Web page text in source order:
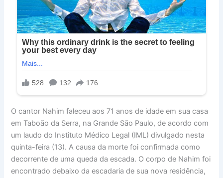
O cantor Nahim faleceu aos 71 anos de idade em sua casa
em Taboão da Serra, na Grande São Paulo, de acordo com
um laudo do Instituto Médico Legal (IML) divulgado nesta
quinta-feira (13). A causa da morte foi confirmada como
decorrente de uma queda da escada. O corpo de Nahim foi
encontrado debaixo da escadaria de sua nova residência,